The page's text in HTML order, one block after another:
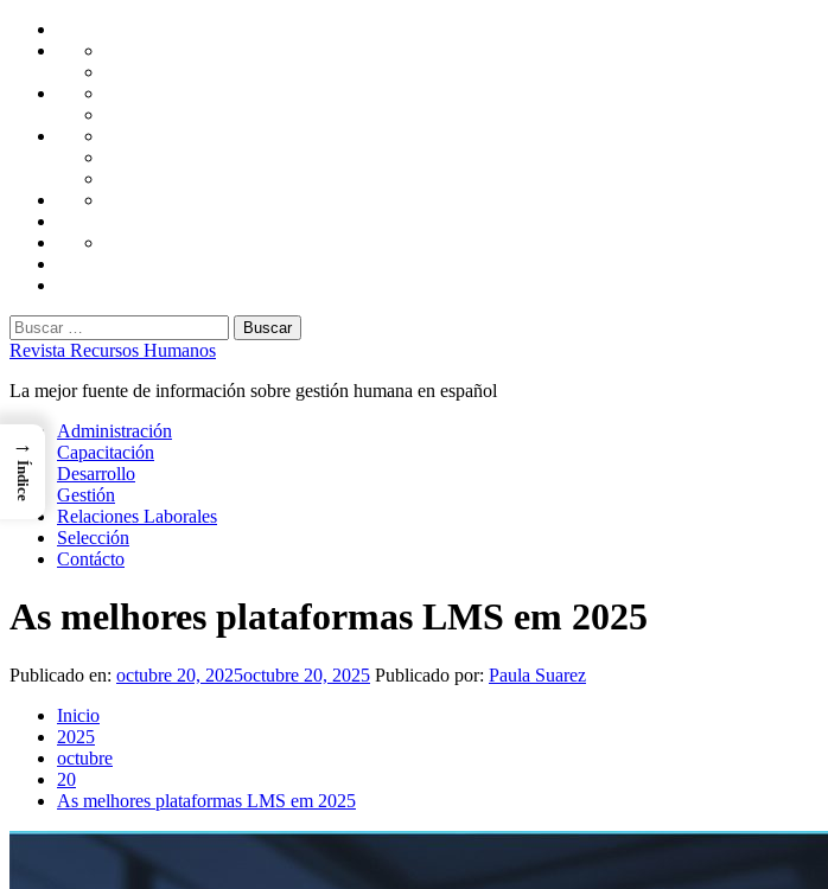
Saltar
Administración
Capacitación
Desarrollo
Gestión
Laborales
Selección
Buscar:
Revista Recursos Humanos
La mejor fuente de información sobre gestión humana en español
Menú
principal
Administración
Capacitación
Desarrollo
Gestión
Relaciones Laborales
Selección
Contácto
As melhores plataformas LMS em 2025
Publicado en: octubre 20, 2025octubre 20, 2025 Publicado por: Paula Suarez
Inicio
2025
octubre
20
As melhores plataformas LMS em 2025
→
Índice